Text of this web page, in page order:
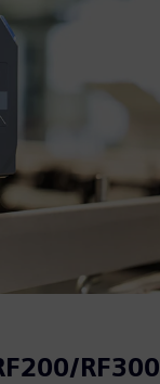
RF300